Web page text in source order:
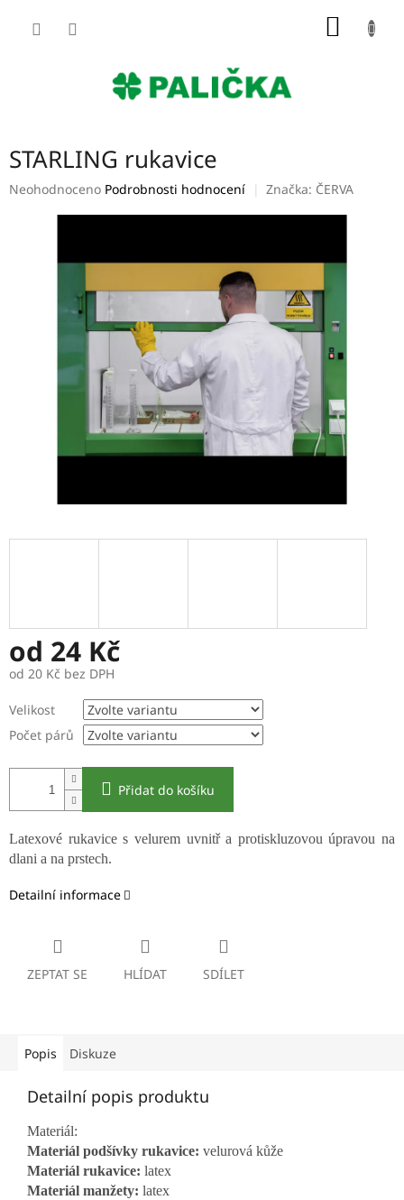
STARLING rukavice
Průměrné
hvězdiček.
Neohodnoceno Podrobnosti hodnocení Značka: ČERVA
od 24 Kč
od 20 Kč bez DPH
cena:
Velikost
Počet párů
Přidat do košíku
Latexové rukavice s velurem uvnitř a protiskluzovou úpravou na
dlani a na prstech.
Detailní informace
ZEPTAT SE HLÍDAT SDÍLET
Popis Diskuze
Detailní popis produktu
Materiál:
Materiál podšívky rukavice: velurová kůže
Materiál rukavice: latex
Materiál manžety: latex